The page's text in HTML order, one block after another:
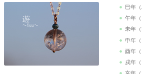
巳年
午年
未年
申年
酉年
戌年